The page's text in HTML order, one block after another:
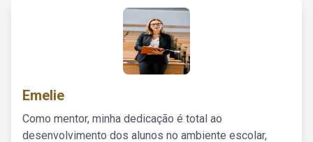
Emelie
Como mentor, minha dedicação é total ao
desenvolvimento dos alunos no ambiente escolar,